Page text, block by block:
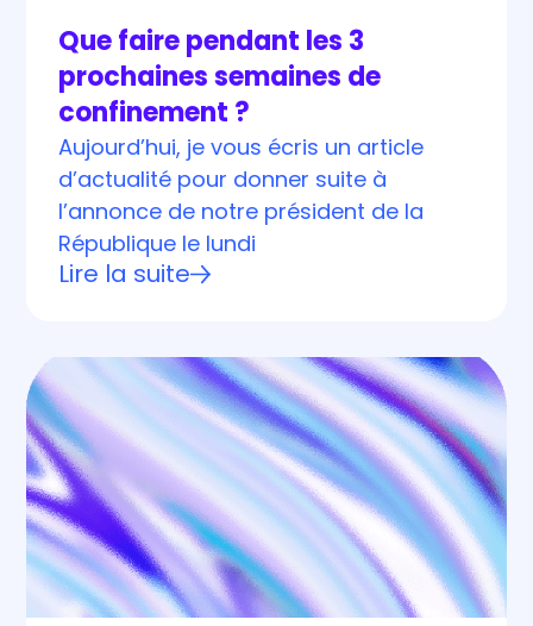
Que faire pendant les 3
prochaines semaines de
confinement ?
Aujourd’hui, je vous écris un article
d’actualité pour donner suite à
l’annonce de notre président de la
République le lundi
Lire la suite